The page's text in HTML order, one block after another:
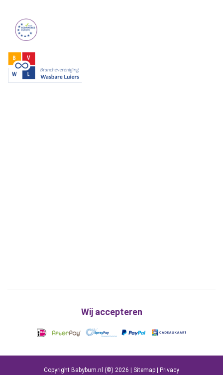
Wij accepteren
Copyright Babybum.nl (©) 2026 | Sitemap Privacy